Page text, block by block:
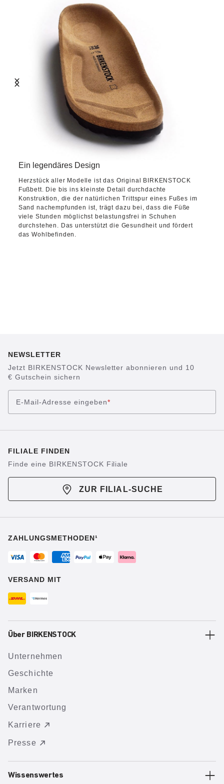
Ein legendäres Design
Herzstück aller Modelle ist das Original BIRKENSTOCK
Fußbett. Die bis ins kleinste Detail durchdachte
Konstruktion, die der natürlichen Trittspur eines Fußes im
Sand nachempfunden ist, trägt dazu bei, dass die Füße
viele Stunden möglichst belastungsfrei in Schuhen
durchstehen. Das unterstützt die Gesundheit und fördert
das Wohlbefinden.
NEWSLETTER
Jetzt BIRKENSTOCK Newsletter abonnieren und 10
€ Gutschein sichern
E-Mail-Adresse eingeben*
FILIALE FINDEN
Finde eine BIRKENSTOCK Filiale
ZUR FILIAL-SUCHE
ZAHLUNGSMETHODEN¹
VERSAND MIT
Über BIRKENSTOCK
Unternehmen
Geschichte
Marken
Verantwortung
Karriere
Presse
Wissenswertes